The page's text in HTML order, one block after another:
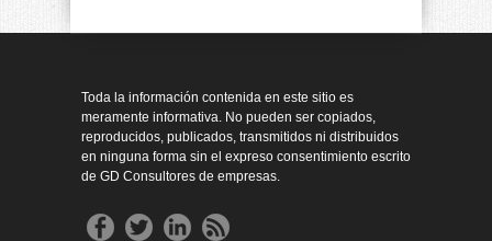
Toda la información contenida en este sitio es
meramente informativa. No pueden ser copiados,
reproducidos, publicados, transmitidos ni distribuidos
en ninguna forma sin el expreso consentimiento escrito
de GD Consultores de empresas.